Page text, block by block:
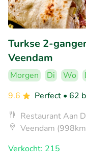
Turkse 2-
Veendam
Morgen Di Wo
9.6
Perfect • 62
Restaurant Aan
Veendam
Verkocht: 215